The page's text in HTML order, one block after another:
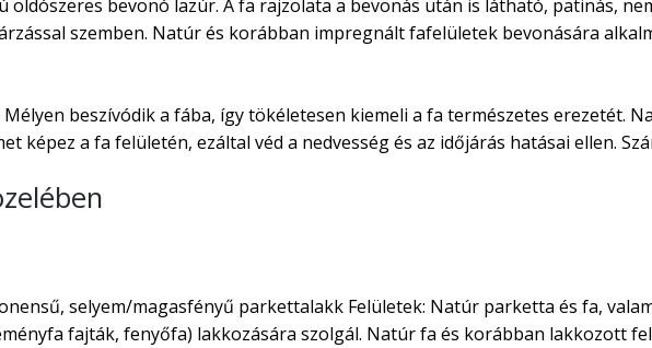
bevonó lazúr. A fa rajzolata a bevonás után is látható, patinás,
szemben. Natúr és korábban impregnált fafelületek bevonására
beszívódik a fába, így tökéletesen kiemeli a fa természetes erezetét.
képez a fa felületén, ezáltal véd a nedvesség és az időjárás hatásai ellen.
selyem/magasfényű parkettalakk Felületek: Natúr parketta és fa,
fajták, fenyőfa) lakkozására szolgál. Natúr fa és korábban lakkozott